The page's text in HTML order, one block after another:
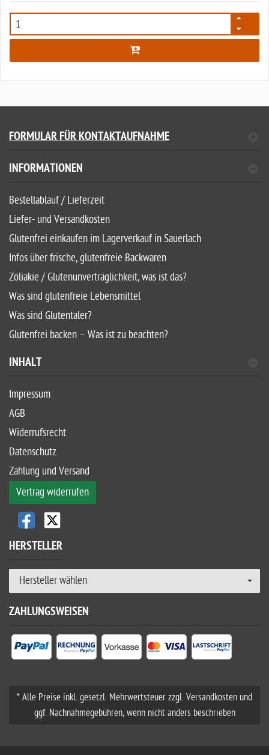
6113
FORMULAR FÜR KONTAKTAUFNAHME
INFORMATIONEN
Bestellablauf / Lieferzeit
Liefer- und Versandkosten
Glutenfrei einkaufen im Lagerverkauf in Sauerlach
Infos über frische, glutenfreie Backwaren
Zöliakie / Glutenunverträglichkeit, was ist das?
Was sind glutenfreie Lebensmittel
Was sind Glutentaler?
Glutenfrei backen – Was ist zu beachten?
INHALT
Impressum
AGB
Widerrufsrecht
Datenschutz
Zahlung und Versand
Vertrag widerrufen
HERSTELLER
Hersteller wählen
ZAHLUNGSWEISEN
* Alle Preise inkl. gesetzl. Mehrwertsteuer zzgl. Versandkosten und
ggf. Nachnahmegebühren, wenn nicht anders beschrieben